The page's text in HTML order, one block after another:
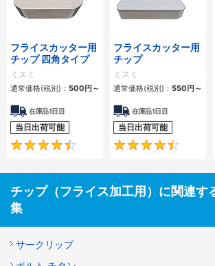
フライスカッター用
チップ 四角タイプ
ミスミ
通常価格(税別)： 500円 ～
在庫品1日目
当日出荷可能
4.4
フライスカッター用
チップ
ミスミ
通常価格(税別)： 550円 ～
在庫品1日目
当日出荷可能
チップ（フライス加工用）に関連す
集
サークリップ